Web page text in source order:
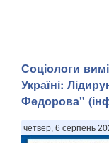
Соціологи
Україні:
Федорова"
четвер, 6 серпень